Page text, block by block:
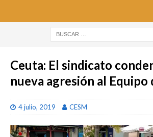
Ceuta: El sindicato
nueva agresión al Equipo
4 julio, 2019 CESM